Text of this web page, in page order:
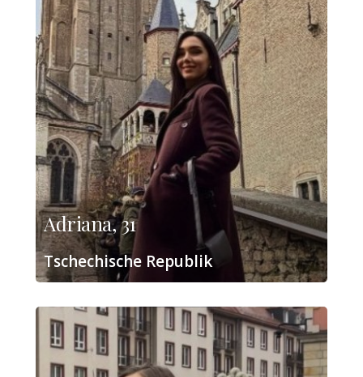
Adriana, 31
Tschechische Republik